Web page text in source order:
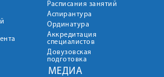
Расписания занятий
Аспирантура
Ординатура
Аккредитация
специалистов
Довузовская
подготовка
МЕДИА